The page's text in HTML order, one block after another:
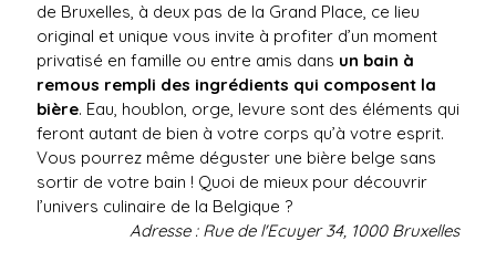
de Bruxelles, à deux pas de la Grand Place, ce lieu
original et unique vous invite à profiter d’un moment
privatisé en famille ou entre amis dans un bain à
remous rempli des ingrédients qui composent la
bière. Eau, houblon, orge, levure sont des éléments qui
feront autant de bien à votre corps qu’à votre esprit.
Vous pourrez même déguster une bière belge sans
sortir de votre bain ! Quoi de mieux pour découvrir
l’univers culinaire de la Belgique ?
Adresse : Rue de l'Ecuyer 34, 1000 Bruxelles